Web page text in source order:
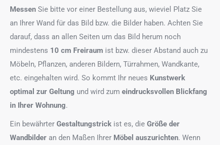
Messen Sie bitte vor einer Bestellung aus, wieviel Platz Sie
an Ihrer Wand für das Bild bzw. die Bilder haben. Achten Sie
darauf, dass an allen Seiten um das Bild herum noch
mindestens 10 cm Freiraum ist bzw. dieser Abstand auch zu
Möbeln, Pflanzen, anderen Bildern, Türrahmen, Wandkante,
etc. eingehalten wird. So kommt Ihr neues Kunstwerk
optimal zur Geltung und wird zum eindrucksvollen Blickfang
in Ihrer Wohnung.
Ein bewährter Gestaltungstrick ist es, die Größe der
Wandbilder an den Maßen Ihrer Möbel auszurichten. Wenn